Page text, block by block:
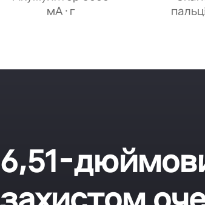
мА·г
6,51-